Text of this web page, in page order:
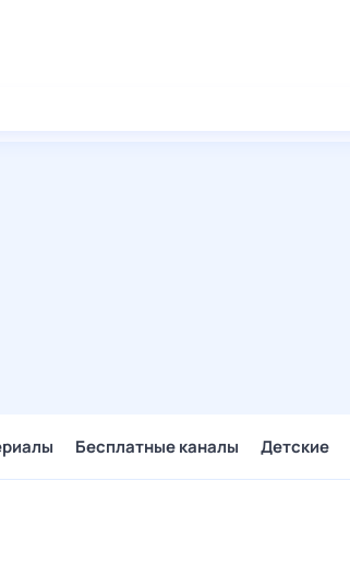
Бесплатные каналы Детские